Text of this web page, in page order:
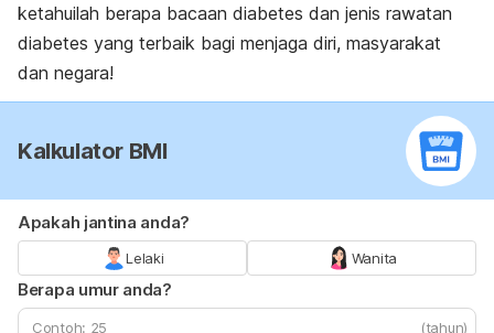
ketahuilah berapa bacaan diabetes dan jenis rawatan
diabetes yang terbaik bagi menjaga diri, masyarakat
dan negara!
Kalkulator BMI
Apakah jantina anda?
Lelaki Wanita
Berapa umur anda?
(tahun)